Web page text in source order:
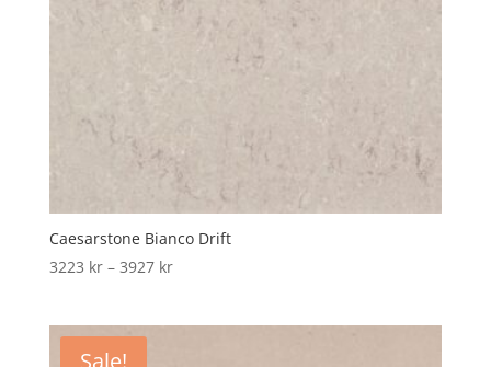
Caesarstone Bianco Drift
3223 kr – 3927 krPrice
Sale!